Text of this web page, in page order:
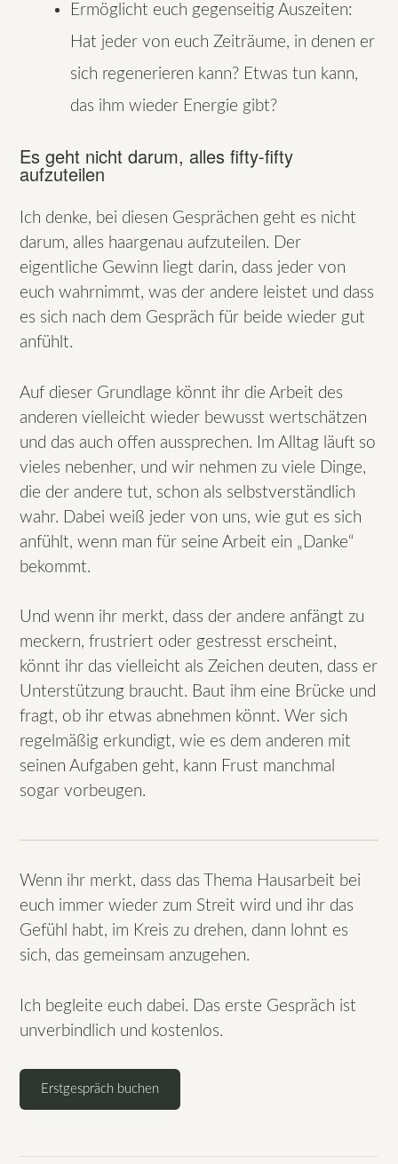
Ermöglicht euch gegenseitig Auszeiten:
Hat jeder von euch Zeiträume, in denen er
sich regenerieren kann? Etwas tun kann,
das ihm wieder Energie gibt?
Es geht nicht darum, alles fifty-fifty
aufzuteilen
Ich denke, bei diesen Gesprächen geht es nicht
darum, alles haargenau aufzuteilen. Der
eigentliche Gewinn liegt darin, dass jeder von
euch wahrnimmt, was der andere leistet und dass
es sich nach dem Gespräch für beide wieder gut
anfühlt.
Auf dieser Grundlage könnt ihr die Arbeit des
anderen vielleicht wieder bewusst wertschätzen
und das auch offen aussprechen. Im Alltag läuft so
vieles nebenher, und wir nehmen zu viele Dinge,
die der andere tut, schon als selbstverständlich
wahr. Dabei weiß jeder von uns, wie gut es sich
anfühlt, wenn man für seine Arbeit ein „Danke“
bekommt.
Und wenn ihr merkt, dass der andere anfängt zu
meckern, frustriert oder gestresst erscheint,
könnt ihr das vielleicht als Zeichen deuten, dass er
Unterstützung braucht. Baut ihm eine Brücke und
fragt, ob ihr etwas abnehmen könnt. Wer sich
regelmäßig erkundigt, wie es dem anderen mit
seinen Aufgaben geht, kann Frust manchmal
sogar vorbeugen.
Wenn ihr merkt, dass das Thema Hausarbeit bei
euch immer wieder zum Streit wird und ihr das
Gefühl habt, im Kreis zu drehen, dann lohnt es
sich, das gemeinsam anzugehen.
Ich begleite euch dabei. Das erste Gespräch ist
unverbindlich und kostenlos.
Erstgespräch buchen